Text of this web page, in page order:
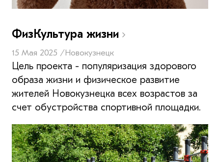
ФизКультура жизни
15 Мая 2025 /Новокузнецк
Цель проекта - популяризация здорового
образа жизни и физическое развитие
жителей Новокузнецка всех возрастов за
счет обустройства спортивной площадки.